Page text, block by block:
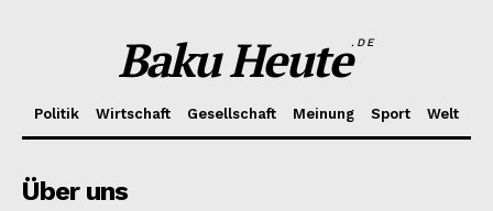
Baku Heute.DE
Politik Wirtschaft Gesellschaft Meinung Sport Welt
Über uns